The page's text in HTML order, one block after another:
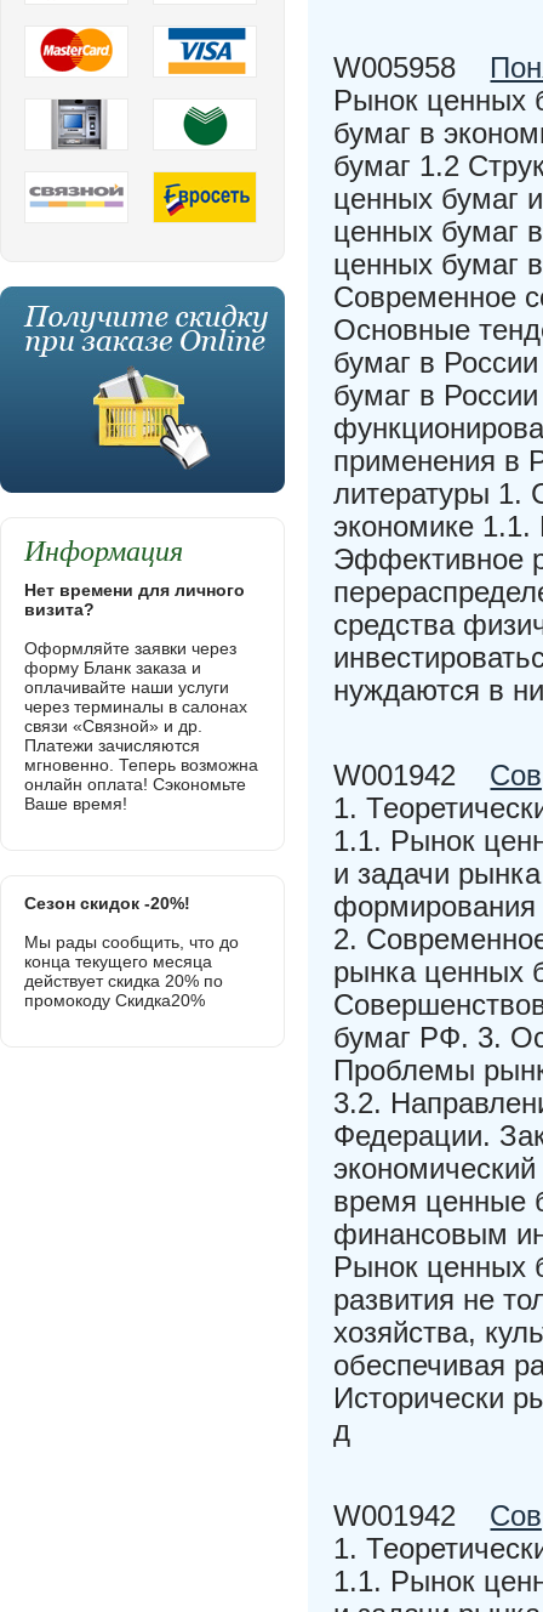
W005958
Рынок ценных
бумаг в
бумаг 1.2
ценных бумаг
ценных бумаг
ценных бумаг
Современное
Основные
бумаг в
бумаг в
применения в
литературы 1.
экономике
Эффективное
средства
нуждаются в
W001942
1.
1.1. Рынок
и задачи
формирования
2.
рынка ценных
бумаг РФ. 3.
Проблемы
3.2.
Федерации.
время ценные
финансовым
Рынок ценных
развития не
хозяйства,
обеспечивая
Исторически
д
W001942
1.
1.1. Рынок
Информация
Нет времени для личного
визита?
Оформляйте заявки через
форму Бланк заказа и
оплачивайте наши услуги
через терминалы в салонах
связи «Связной» и др.
Платежи зачисляются
мгновенно. Теперь возможна
онлайн оплата! Сэкономьте
Ваше время!
Сезон скидок -20%!
Мы рады сообщить, что до
конца текущего месяца
действует скидка 20% по
промокоду Скидка20%